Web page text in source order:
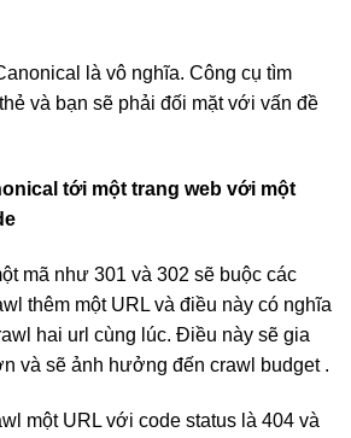
là vô nghĩa. Công cụ tìm
và bạn sẽ phải đối mặt với vấn đề
tới một trang web với một
mã như 301 và 302 sẽ buộc các
thêm một URL và điều này có nghĩa
hai url cùng lúc. Điều này sẽ gia
và sẽ ảnh hưởng đến crawl budget .
một URL với code status là 404 và